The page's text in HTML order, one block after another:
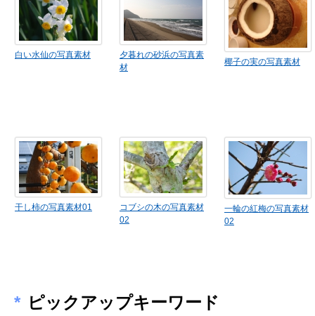
白い水仙の写真素材
夕暮れの砂浜の写真素
材
椰子の実の写真素材
干し柿の写真素材01
コブシの木の写真素材
02
一輪の紅梅の写真素材
02
* ピックアップキーワード